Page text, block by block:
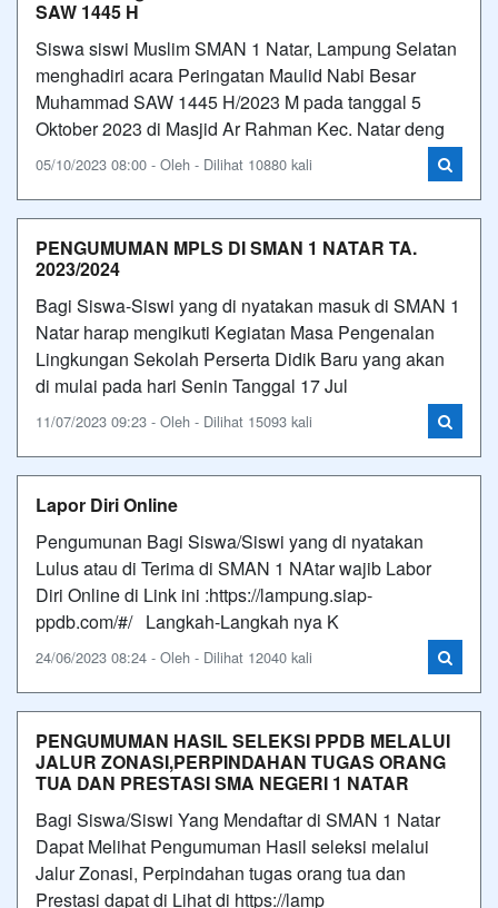
SAW 1445 H
Siswa siswi Muslim SMAN 1 Natar, Lampung Selatan
menghadiri acara Peringatan Maulid Nabi Besar
Muhammad SAW 1445 H/2023 M pada tanggal 5
Oktober 2023 di Masjid Ar Rahman Kec. Natar deng
05/10/2023 08:00 - Oleh - Dilihat 10880 kali
PENGUMUMAN MPLS DI SMAN 1 NATAR TA.
2023/2024
Bagi Siswa-Siswi yang di nyatakan masuk di SMAN 1
Natar harap mengikuti Kegiatan Masa Pengenalan
Lingkungan Sekolah Perserta Didik Baru yang akan
di mulai pada hari Senin Tanggal 17 Jul
11/07/2023 09:23 - Oleh - Dilihat 15093 kali
Lapor Diri Online
Pengumunan Bagi Siswa/Siswi yang di nyatakan
Lulus atau di Terima di SMAN 1 NAtar wajib Labor
Diri Online di Link ini :https://lampung.siap-
ppdb.com/#/ Langkah-Langkah nya K
24/06/2023 08:24 - Oleh - Dilihat 12040 kali
PENGUMUMAN HASIL SELEKSI PPDB MELALUI
JALUR ZONASI,PERPINDAHAN TUGAS ORANG
TUA DAN PRESTASI SMA NEGERI 1 NATAR
Bagi Siswa/Siswi Yang Mendaftar di SMAN 1 Natar
Dapat Melihat Pengumuman Hasil seleksi melalui
Jalur Zonasi, Perpindahan tugas orang tua dan
Prestasi dapat di Lihat di https://lamp